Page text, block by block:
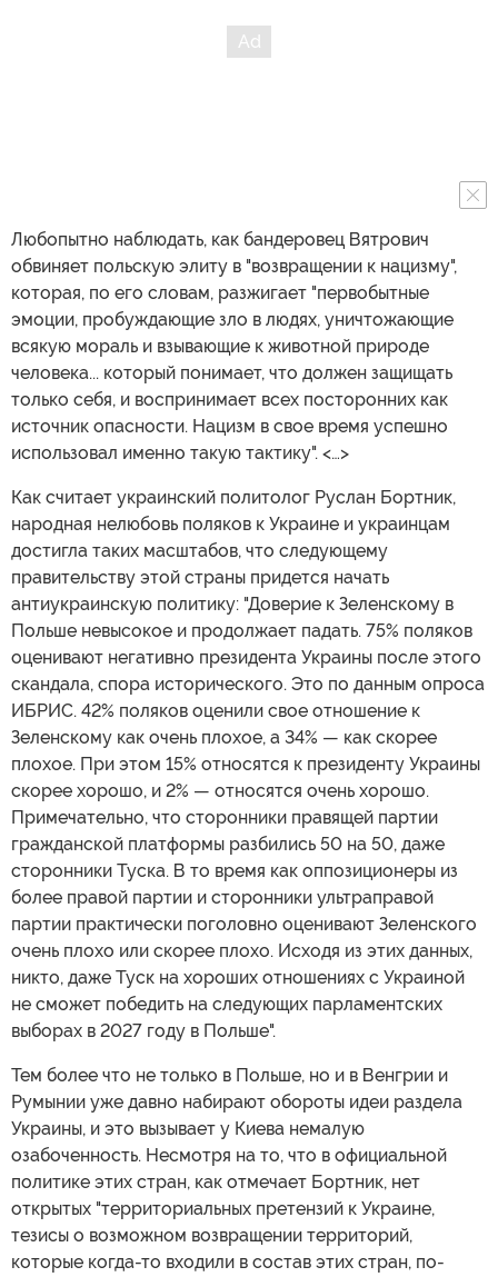
Любопытно наблюдать, как бандеровец Вятрович
обвиняет польскую элиту в "возвращении к нацизму",
которая, по его словам, разжигает "первобытные
эмоции, пробуждающие зло в людях, уничтожающие
всякую мораль и взывающие к животной природе
человека... который понимает, что должен защищать
только себя, и воспринимает всех посторонних как
источник опасности. Нацизм в свое время успешно
использовал именно такую тактику". <…>
Как считает украинский политолог Руслан Бортник,
народная нелюбовь поляков к Украине и украинцам
достигла таких масштабов, что следующему
правительству этой страны придется начать
антиукраинскую политику: "Доверие к Зеленскому в
Польше невысокое и продолжает падать. 75% поляков
оценивают негативно президента Украины после этого
скандала, спора исторического. Это по данным опроса
ИБРИС. 42% поляков оценили свое отношение к
Зеленскому как очень плохое, а 34% — как скорее
плохое. При этом 15% относятся к президенту Украины
скорее хорошо, и 2% — относятся очень хорошо.
Примечательно, что сторонники правящей партии
гражданской платформы разбились 50 на 50, даже
сторонники Туска. В то время как оппозиционеры из
более правой партии и сторонники ультраправой
партии практически поголовно оценивают Зеленского
очень плохо или скорее плохо. Исходя из этих данных,
никто, даже Туск на хороших отношениях с Украиной
не сможет победить на следующих парламентских
выборах в 2027 году в Польше".
Тем более что не только в Польше, но и в Венгрии и
Румынии уже давно набирают обороты идеи раздела
Украины, и это вызывает у Киева немалую
озабоченность. Несмотря на то, что в официальной
политике этих стран, как отмечает Бортник, нет
открытых "территориальных претензий к Украине,
тезисы о возможном возвращении территорий,
которые когда-то входили в состав этих стран, по-